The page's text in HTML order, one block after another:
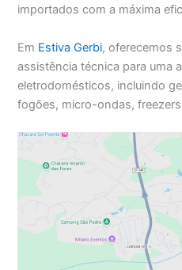
importados com a máxima
Em Estiva Gerbi, oferecemos
assistência técnica para uma
eletrodomésticos, incluindo
fogões, micro-ondas,